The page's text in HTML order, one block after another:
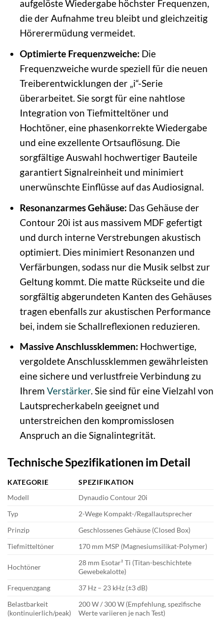
aufgelöste Wiedergabe höchster Frequenzen,
die der Aufnahme treu bleibt und gleichzeitig
Hörerermüdung vermeidet.
Optimierte Frequenzweiche: Die
Frequenzweiche wurde speziell für die neuen
Treiberentwicklungen der „i“-Serie
überarbeitet. Sie sorgt für eine nahtlose
Integration von Tiefmitteltöner und
Hochtöner, eine phasenkorrekte Wiedergabe
und eine exzellente Ortsauflösung. Die
sorgfältige Auswahl hochwertiger Bauteile
garantiert Signalreinheit und minimiert
unerwünschte Einflüsse auf das Audiosignal.
Resonanzarmes Gehäuse: Das Gehäuse der
Contour 20i ist aus massivem MDF gefertigt
und durch interne Verstrebungen akustisch
optimiert. Dies minimiert Resonanzen und
Verfärbungen, sodass nur die Musik selbst zur
Geltung kommt. Die matte Rückseite und die
sorgfältig abgerundeten Kanten des Gehäuses
tragen ebenfalls zur akustischen Performance
bei, indem sie Schallreflexionen reduzieren.
Massive Anschlussklemmen: Hochwertige,
vergoldete Anschlussklemmen gewährleisten
eine sichere und verlustfreie Verbindung zu
Ihrem Verstärker. Sie sind für eine Vielzahl von
Lautsprecherkabeln geeignet und
unterstreichen den kompromisslosen
Anspruch an die Signalintegrität.
Technische Spezifikationen im Detail
KATEGORIE
SPEZIFIKATION
Modell
Dynaudio Contour 20i
Typ
2-Wege Kompakt-/Regallautsprecher
Prinzip
Geschlossenes Gehäuse (Closed Box)
Tiefmitteltöner
170 mm MSP (Magnesiumsilikat-Polymer)
Hochtöner
28 mm Esotar² Ti (Titan-beschichtete
Gewebekalotte)
Frequenzgang
37 Hz – 23 kHz (±3 dB)
Belastbarkeit
(kontinuierlich/peak)
200 W / 300 W (Empfehlung, spezifische
Werte variieren je nach Test)